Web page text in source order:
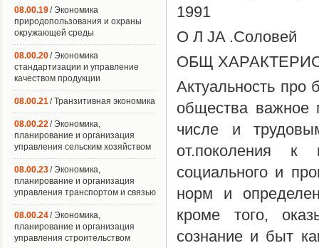
1991
О Л JA .Соловей
ОБЩ
Актуальность про
общества важное
числе и
от.поколения к
социального и
норм и
кроме того,
сознание и быт
08.00.19/ Экономика
природопользования и охраны
окружающей среды
08.00.20/ Экономика
стандартизации и управление
качеством продукции
08.00.21/ Транзитивная экономика
08.00.22/ Экономика,
планирование и организация
управления сельским хозяйством
08.00.23/ Экономика,
планирование и организация
управления транспортом и связью
08.00.24/ Экономика,
планирование и организация
управления строительством